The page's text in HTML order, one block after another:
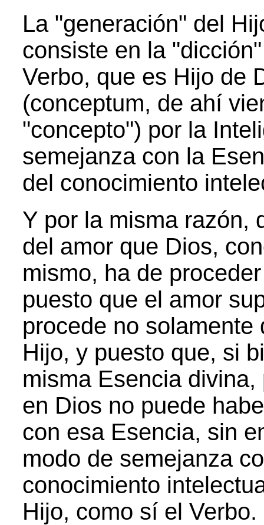
La "generación" del
consiste en la
Verbo, que es Hijo de
(conceptum, de ahí
"concepto") por la
semejanza con la
del conocimiento
Y por la misma razón,
del amor que Dios,
mismo, ha de
puesto que el amor
procede no
Hijo, y puesto que, si
misma Esencia
en Dios no puede
con esa Esencia, sin
modo de semejanza
conocimiento
Hijo, como sí el Verbo.